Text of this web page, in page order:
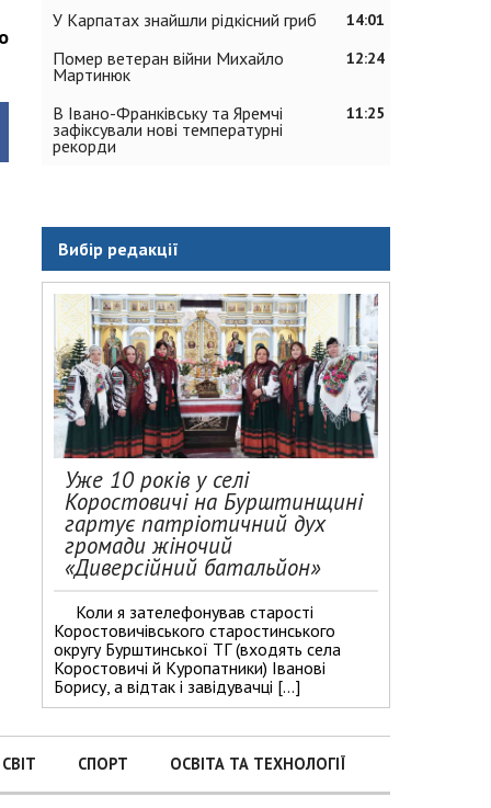
14:01
У Карпатах знайшли рідкісний гриб
12:24
Помер ветеран війни Михайло
Мартинюк
11:25
В Івано-Франківську та Яремчі
зафіксували нові температурні
рекорди
Вибір редакції
Уже 10 років у селі
Коростовичі на Бурштинщині
гартує патріотичний дух
громади жіночий
«Диверсійний батальйон»
Коли я зателефонував старості
Коростовичівського старостинського
округу Бурштинської ТГ (входять села
Коростовичі й Куропатники) Іванові
Борису, а відтак і завідувачці […]
СВІТ СПОРТ ОСВІТА ТА ТЕХНОЛОГІЇ